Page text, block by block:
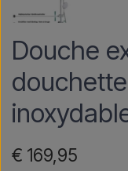
Douche
€ 169,95